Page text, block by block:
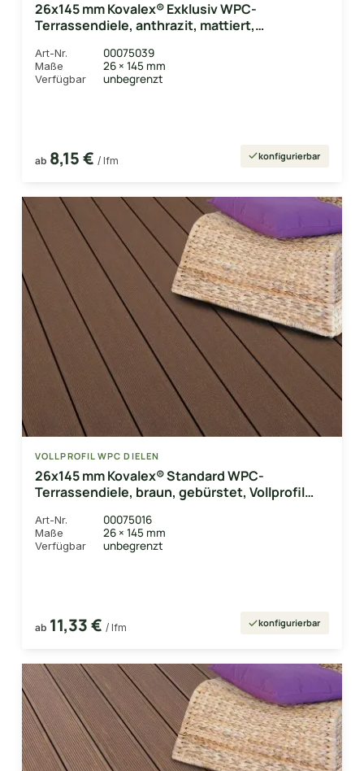
26x145 mm Kovalex® Exklusiv WPC-
Terrassendiele, anthrazit, mattiert,
Profil: grob/fein
Art-Nr. 00075039
Maße 26 × 145 mm
Verfügbar unbegrenzt
ab 8,15 € / lfm konfigurierbar
VOLLPROFIL WPC DIELEN
26x145 mm Kovalex® Standard WPC-
Terrassendiele, braun, gebürstet, Vollprofil
Art-Nr. 00075016
Maße 26 × 145 mm
Verfügbar unbegrenzt
ab 11,33 € / lfm konfigurierbar